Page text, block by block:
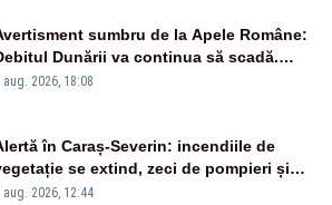
sumbru de la Apele Române:
Dunării va continua să scadă.
s-ar putea închide în 4 zile
aug. 2026, 18:08
în Caraș-Severin: incendiile de
se extind, zeci de pompieri și
se luptă cu flăcările - VIDEO
aug. 2026, 12:44